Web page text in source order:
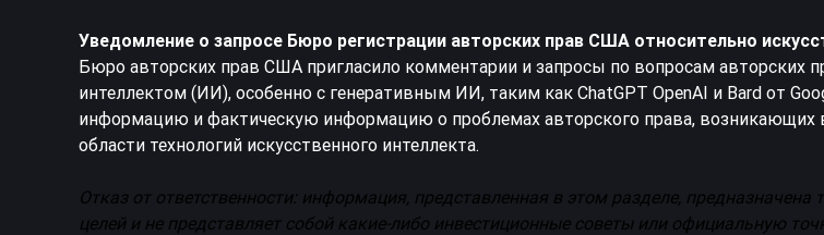
Уведомление о запросе Бюро регистрации авторских прав США относительно
Бюро авторских прав США пригласило комментарии и запросы по вопросам авторских
интеллектом (ИИ), особенно с генеративным ИИ, таким как ChatGPT OpenAI и Bard от
информацию и фактическую информацию о проблемах авторского права, возникающих
области технологий искусственного интеллекта.
Отказ от ответственности: информация, представленная в этом разделе,
целей и не представляет собой какие-либо инвестиционные советы или официальную